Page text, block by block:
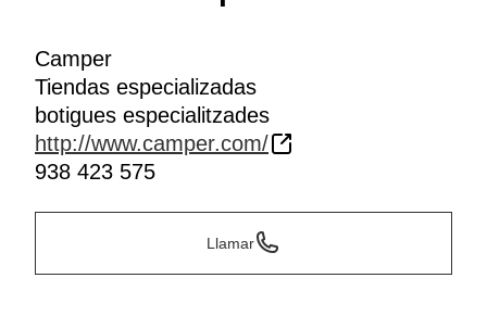
Camper
Tiendas especializadas
botigues especialitzades
http://www.camper.com/
938 423 575
Llamar